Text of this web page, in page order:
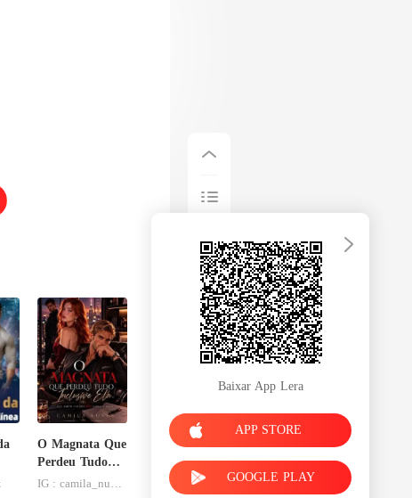
O Magnata Que
Perdeu Tudo
Inclusive Ela
Baixar App Lera
APP STORE
GOOGLE PLAY